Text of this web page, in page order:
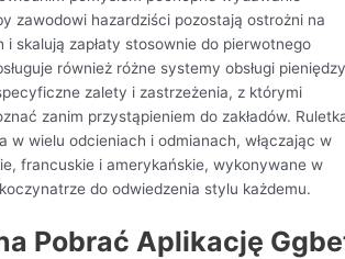
zawodowi hazardziści pozostają ostrożni na
i skalują zapłaty stosownie do pierwotnego
również różne systemy obsługi
zalety i zastrzeżenia, z którymi
zanim przystąpieniem do zakładów.
w wielu odcieniach i odmianach, włączając w
francuskie i amerykańskie, wykonywane w
do odwiedzenia stylu każdemu.
Pobrać Aplikację